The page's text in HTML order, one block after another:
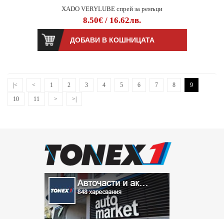
XADO VERYLUBE спрей за ремъци
8.50€ / 16.62лв.
|< < 1 2 3 4 5 6 7 8
9
10
11 > >|